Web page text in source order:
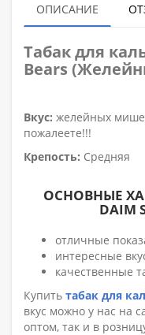
ОПИСАНИЕ
Табак для
Bears
Вкус: желейных
пожалеете!!!
Крепость: Средняя
ОСНОВНЫЕ
DAIM
отличные
интересные
качественные
Купить табак для
вкус можно у нас на
оптом, так и в